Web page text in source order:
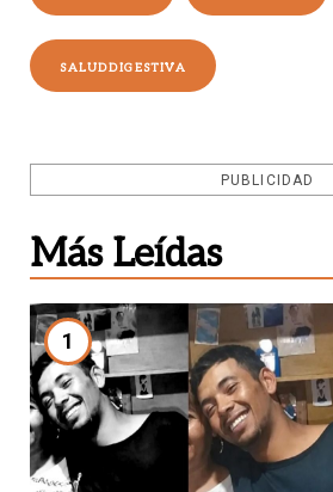
SALUDDIGESTIVA
PUBLICIDAD
Más Leídas
1